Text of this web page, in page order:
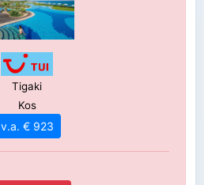
Tigaki
Kos
v.a. € 923